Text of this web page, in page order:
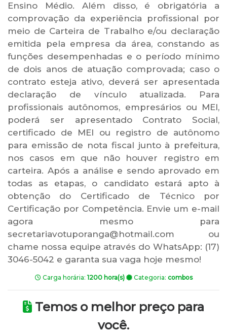
Ensino Médio. Além disso, é obrigatória a
comprovação da experiência profissional por
meio de Carteira de Trabalho e/ou declaração
emitida pela empresa da área, constando as
funções desempenhadas e o período mínimo
de dois anos de atuação comprovada; caso o
contrato esteja ativo, deverá ser apresentada
declaração de vínculo atualizada. Para
profissionais autônomos, empresários ou MEI,
poderá ser apresentado Contrato Social,
certificado de MEI ou registro de autônomo
para emissão de nota fiscal junto à prefeitura,
nos casos em que não houver registro em
carteira. Após a análise e sendo aprovado em
todas as etapas, o candidato estará apto à
obtenção do Certificado de Técnico por
Certificação por Competência. Envie um e-mail
agora mesmo para
secretariavotuporanga@hotmail.com ou
chame nossa equipe através do WhatsApp: (17)
3046-5042 e garanta sua vaga hoje mesmo!
Carga horária: 1200 hora(s) Categoria: combos
Temos o melhor preço para
você.